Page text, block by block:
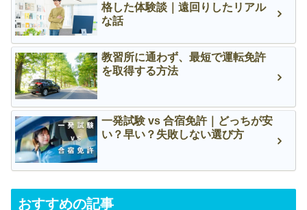
格した体験談｜遠回りしたリアル
な話
教習所に通わず、最短で運転免許
を取得する方法
一発試験 vs 合宿免許｜どっちが安
い？早い？失敗しない選び方
おすすめの記事